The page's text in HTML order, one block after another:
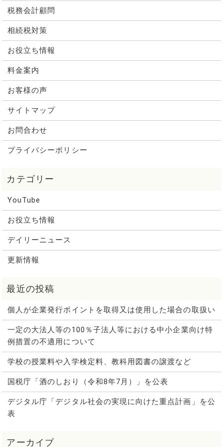
税務会計顧問
相続税対策
お役立ち情報
料金案内
お客様の声
サイトマップ
お問合わせ
プライバシーポリシー
YouTube
お役立ち情報
デイリーニュース
更新情報
個人が企業発行ポイントを取得又は使用した場合の取扱い
一定の大法人等の100％子法人等における中小企業向け特
例措置の不適用について
学校の授業料や入学検定料、教科用図書の譲渡など
国税庁「酒のしおり（令和8年7月）」を公表
デジタル庁「デジタル社会の実現に向けた重点計画」を公
表